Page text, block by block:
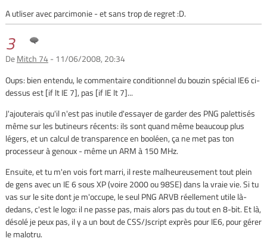
A utliser avec parcimonie - et sans trop de regret :D.
3
DeMitch 74- 11/06/2008, 20:34
Oups: bien entendu, le commentaire conditionnel du bouzin spécial IE6 ci-
dessus est [if lt IE 7], pas [if IE lt 7]...
J'ajouterais qu'il n'est pas inutile d'essayer de garder des PNG palettisés
même sur les butineurs récents: ils sont quand même beaucoup plus
légers, et un calcul de transparence en booléen, ça ne met pas ton
processeur à genoux - même un ARM à 150 MHz.
Ensuite, et tu m'en vois fort marri, il reste malheureusement tout plein
de gens avec un IE 6 sous XP (voire 2000 ou 98SE) dans la vraie vie. Si tu
vas sur le site dont je m'occupe, le seul PNG ARVB réellement utile là-
dedans, c'est le logo: il ne passe pas, mais alors pas du tout en 8-bit. Et là,
désolé je peux pas, il y a un bout de CSS/Jscript exprès pour IE6, pour gérer
le malotru.